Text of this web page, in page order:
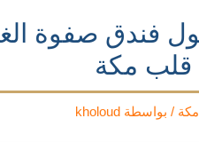
فندق صفوة
قلب مكة
مكة / بواسطة kholoud